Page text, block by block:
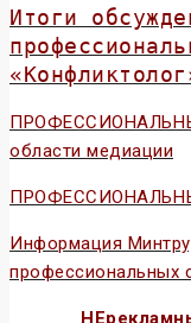
Итоги
области медиации
Информация
профессиональных